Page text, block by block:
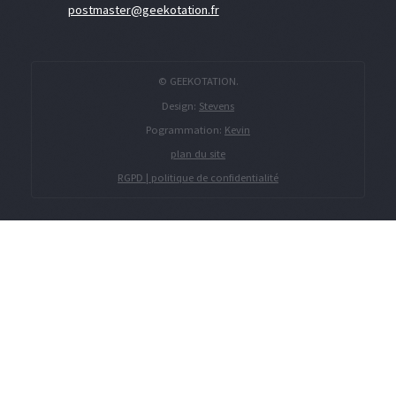
postmaster@geekotation.fr
© GEEKOTATION.
Design: Stevens
Pogrammation: Kevin
plan du site
RGPD | politique de confidentialité